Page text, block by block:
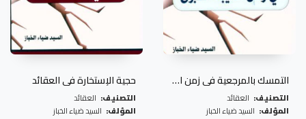
التمسك بالمرجعية في زمن الغيبة الكبرى
التصنيف: العقائد
المؤلف: السيد ضياء الخباز
حجية الإستخارة في العقائد
التصنيف: العقائد
المؤلف: السيد ضياء الخباز